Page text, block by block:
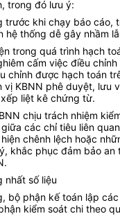
trong đó lưu ý:
trước khi chạy báo cáo,
hệ thống dễ gây nhầm
trong quá trình hạch
cấm việc điều
chỉnh được hạch toán
vị KBNN phê duyệt, lưu
liệt kê chứng từ.
chịu trách nhiệm
các chỉ tiêu liên
chênh lệch hoặc
khắc phục đảm bảo an
nhất số liệu
bộ phận kế toán lập
kiểm soát chi theo